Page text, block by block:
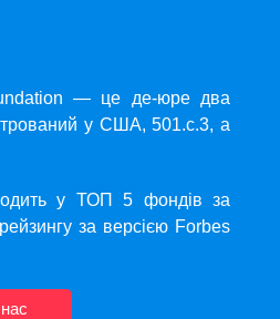
— це де-юре два
у США, 501.c.3, а
у ТОП 5 фондів за
за версією Forbes